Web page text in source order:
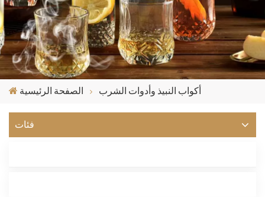
الصفحة الرئيسية أكواب النبيذ وأدوات الشرب
فئات